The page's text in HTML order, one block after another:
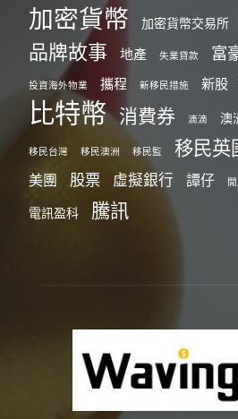
加密貨幣 加密貨幣交易所
品牌故事 地產 失業貸款 富
投資海外物業 攜程 新移民措施 新股
比特幣 消費券 滴滴 澳
移民台灣 移民澳洲 移民監 移民英
美團 股票 虛擬銀行 譚仔
電訊盈科 騰訊